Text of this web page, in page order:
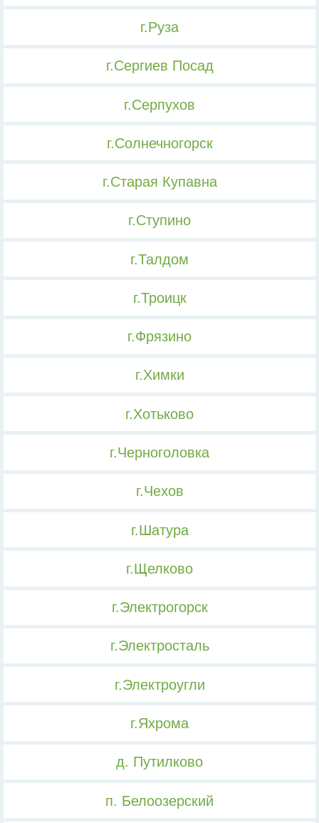
г.Руза
г.Сергиев Посад
г.Серпухов
г.Солнечногорск
г.Старая Купавна
г.Ступино
г.Талдом
г.Троицк
г.Фрязино
г.Химки
г.Хотьково
г.Черноголовка
г.Чехов
г.Шатура
г.Щелково
г.Электрогорск
г.Электросталь
г.Электроугли
г.Яхрома
д. Путилково
п. Белоозерский